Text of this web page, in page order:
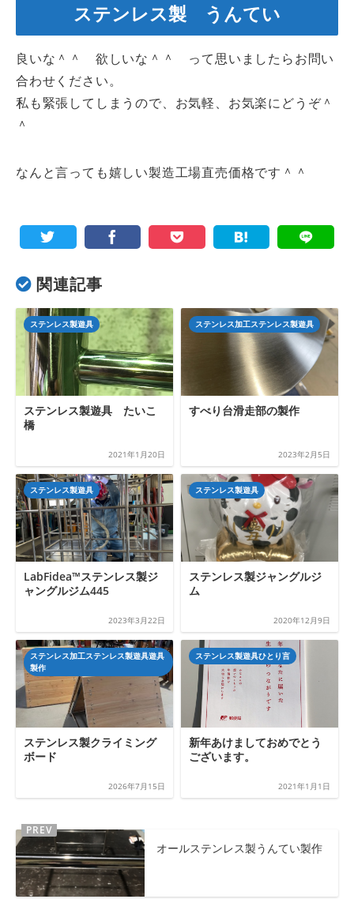
ステンレス製 うんてい
良いな＾＾ 欲しいな＾＾ って思いましたらお問い
合わせください。
私も緊張してしまうので、お気軽、お気楽にどうぞ＾
＾
なんと言っても嬉しい製造工場直売価格です＾＾
関連記事
ステンレス製遊具
ステンレス製遊具 たいこ
橋
2021年1月20日
ステンレス加工ステンレス製遊具
すべり台滑走部の製作
2023年2月5日
ステンレス製遊具
LabFidea™ステンレス製ジ
ャングルジム445
2023年3月22日
ステンレス製遊具
ステンレス製ジャングルジ
ム
2020年12月9日
ステンレス加工ステンレス製遊具遊具
製作
ステンレス製クライミング
ボード
2026年7月15日
ステンレス製遊具ひとり言
新年あけましておめでとう
ございます。
2021年1月1日
オールステンレス製うんてい製作